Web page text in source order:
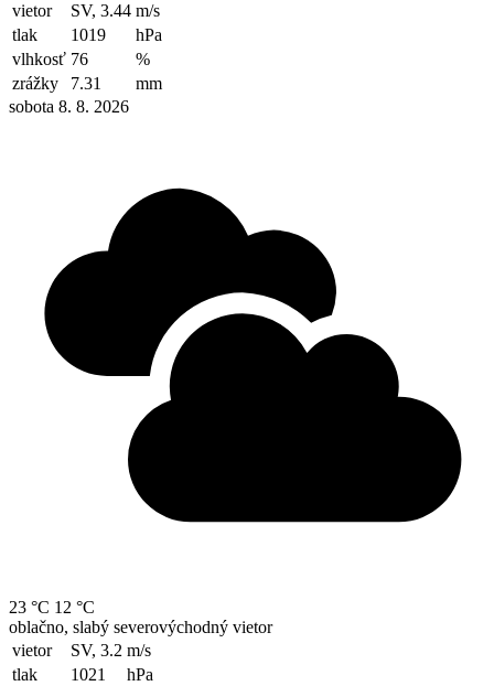
vietor
SV, 3.44 m/s
tlak
1019
hPa
vlhkosť 76
%
zrážky
7.31
mm
sobota 8. 8. 2026
23 °C 12 °C
oblačno, slabý severovýchodný vietor
vietor
SV, 3.2 m/s
tlak
1021
hPa